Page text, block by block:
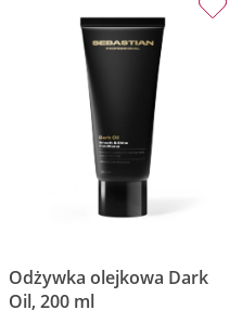
Odżywka olejkowa Dark
Oil, 200 ml